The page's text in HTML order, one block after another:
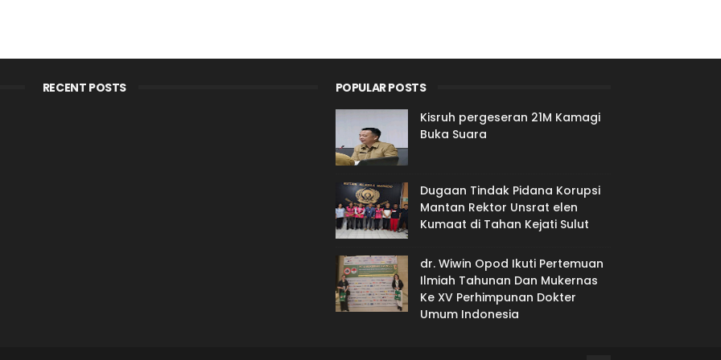
RECENT POSTS
POPULAR POSTS
Kisruh pergeseran 21M Kamagi
Buka Suara
Dugaan Tindak Pidana Korupsi
Mantan Rektor Unsrat elen
Kumaat di Tahan Kejati Sulut
dr. Wiwin Opod Ikuti Pertemuan
Ilmiah Tahunan Dan Mukernas
Ke XV Perhimpunan Dokter
Umum Indonesia